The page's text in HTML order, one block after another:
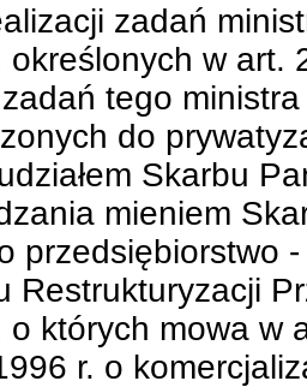
zadań
określonych w art.
tego
do
Skarbu
mieniem
przedsiębiorstwo
Restrukturyzacji
o których mowa w
r. o